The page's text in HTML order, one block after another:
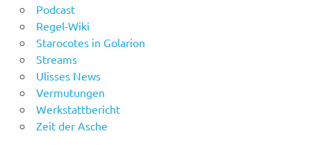
Podcast
Regel-Wiki
Starocotes in Golarion
Streams
Ulisses News
Vermutungen
Werkstattbericht
Zeit der Asche